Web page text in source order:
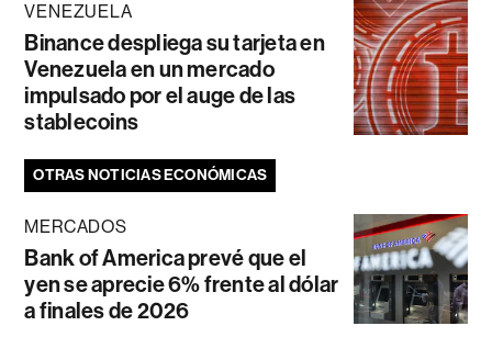
VENEZUELA
Binance despliega su tarjeta en
Venezuela en un mercado
impulsado por el auge de las
stablecoins
OTRAS NOTICIAS ECONÓMICAS
MERCADOS
Bank of America prevé que el
yen se aprecie 6% frente al dólar
a finales de 2026